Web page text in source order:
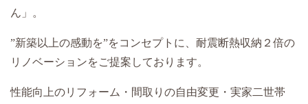
ん」。
”新築以上の感動を”をコンセプトに、耐震断熱収納２倍の
リノベーションをご提案しております。
性能向上のリフォーム・間取りの自由変更・実家二世帯